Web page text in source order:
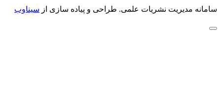
سامانه مدیریت نشریات علمی. طراحی و پیاده سازی از سیناوب